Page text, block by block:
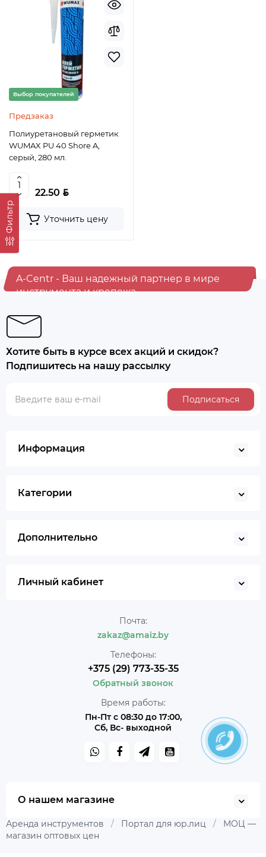
Фильтр
Выбор покупателей
Предзаказ
Полиуретановый герметик
WUMAX PU 40 Shore A,
серый, 280 мл.
22.50 BYN
Уточнить цену
A-Centr - Ваш надежный партнер в мире
инструмента и крепежа
Хотите быть в курсе всех акций и скидок?
Подпишитесь на нашу рассылку
Подписаться
Информация
Категории
Дополнительно
Личный кабинет
Почта:
zakaz@amaiz.by
Телефоны:
+375 (29) 773-35-35
Обратный звонок
Время работы:
Пн-Пт с 08:30 до 17:00,
Сб, Вс- выходной
О нашем магазине
Аренда инструментов / Портал для юр.лиц /
МОЦ —
магазин оптовых цен